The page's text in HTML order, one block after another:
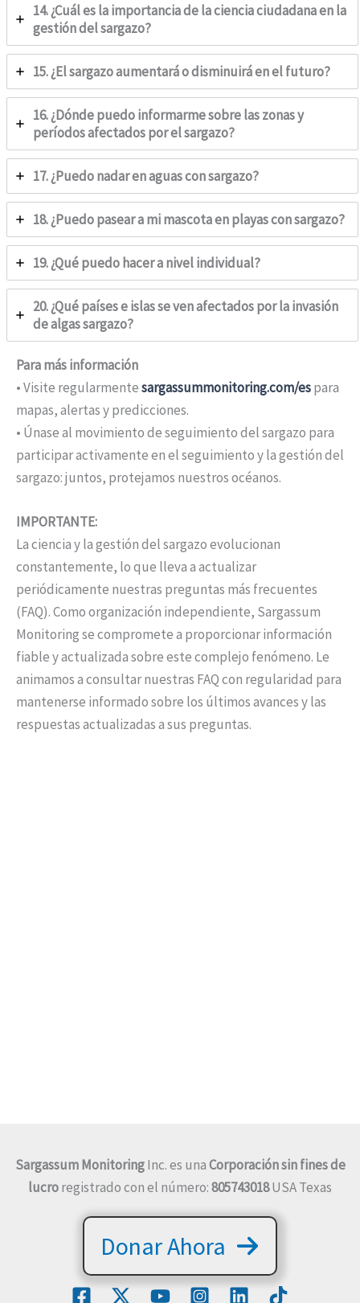
14. ¿Cuál es la importancia de la ciencia ciudadana en la
gestión del sargazo?
15. ¿El sargazo aumentará o disminuirá en el futuro?
16. ¿Dónde puedo informarme sobre las zonas y
períodos afectados por el sargazo?
17. ¿Puedo nadar en aguas con sargazo?
18. ¿Puedo pasear a mi mascota en playas con sargazo?
19. ¿Qué puedo hacer a nivel individual?
20. ¿Qué países e islas se ven afectados por la invasión
de algas sargazo?
Para más información
• Visite regularmentesargassummonitoring.com/espara
mapas, alertas y predicciones.
• Únase al movimiento de seguimiento del sargazo para
participar activamente en el seguimiento y la gestión del
sargazo: juntos, protejamos nuestros océanos.
IMPORTANTE:
La ciencia y la gestión del sargazo evolucionan
constantemente, lo que lleva a actualizar
periódicamente nuestras preguntas más frecuentes
(FAQ). Como organización independiente, Sargassum
Monitoring se compromete a proporcionar información
fiable y actualizada sobre este complejo fenómeno. Le
animamos a consultar nuestras FAQ con regularidad para
mantenerse informado sobre los últimos avances y las
respuestas actualizadas a sus preguntas.
Sargassum MonitoringInc. es unaCorporación sin fines de
lucroregistrado con el número:805743018USA Texas
Donar Ahora